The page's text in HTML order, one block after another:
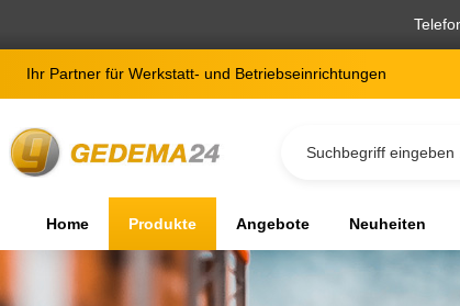
Ihr Partner für Werkstatt- und Betriebseinrichtungen
Home Produkte Angebote Neuheiten